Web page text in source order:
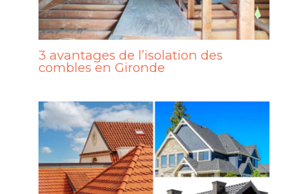
3 avantages de l’isolation des
combles en Gironde